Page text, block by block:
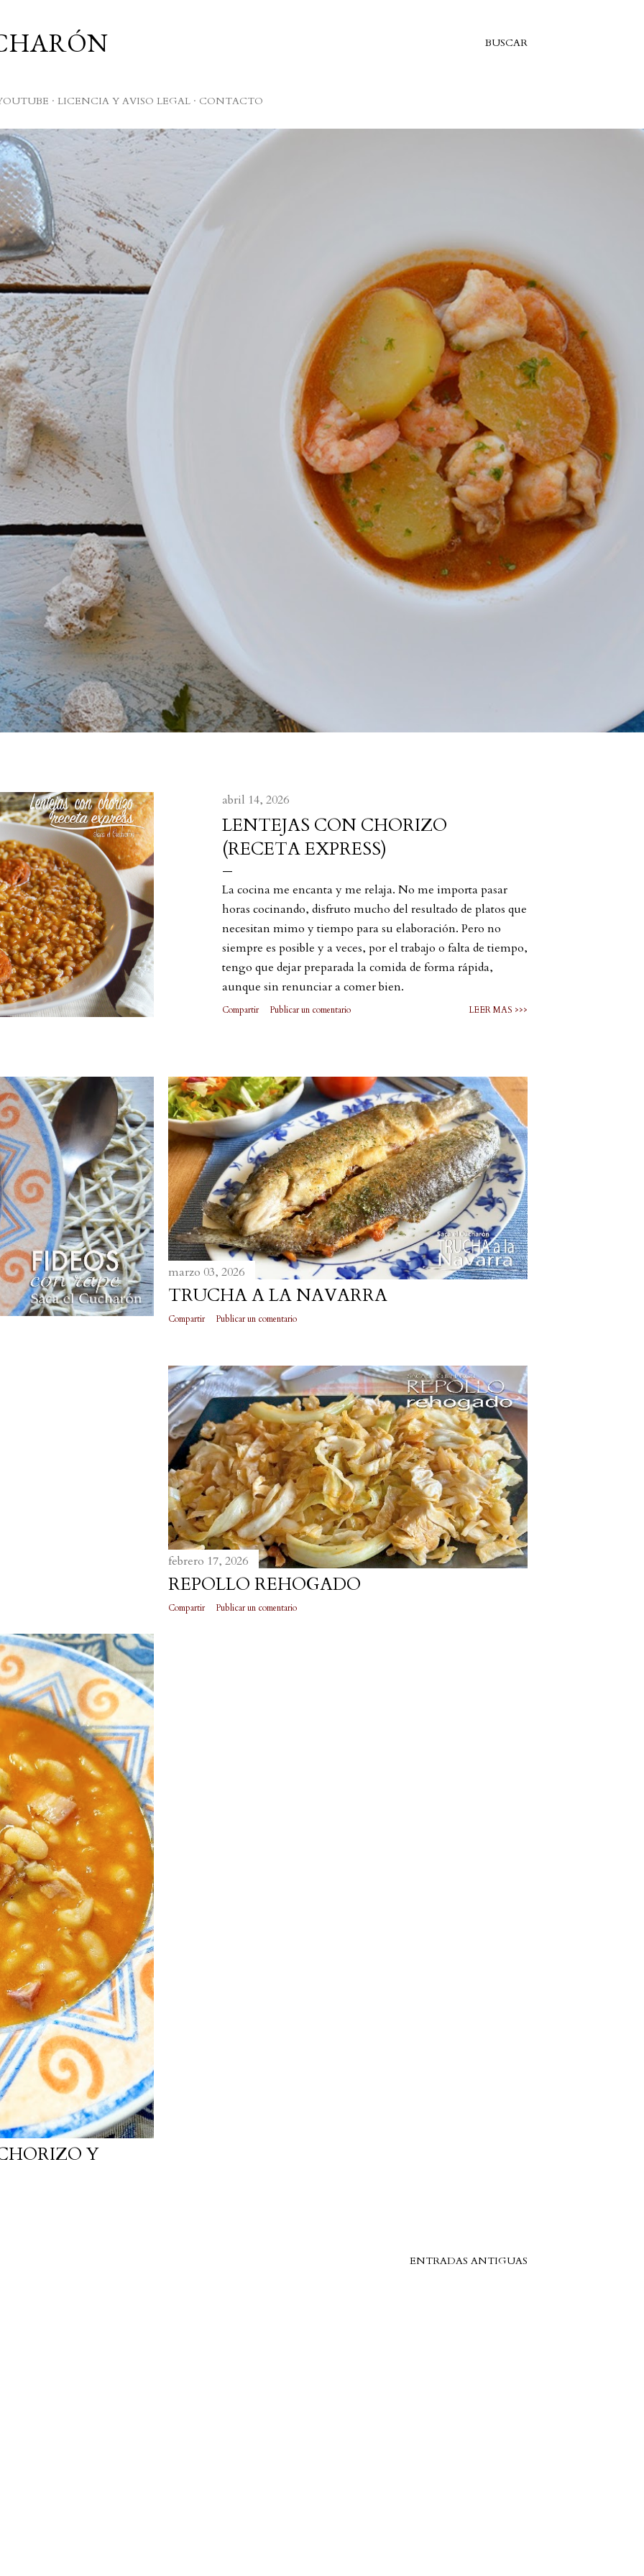
BUSCAR
LICENCIA Y AVISO LEGAL CONTACTO
abril 14, 2026
LENTEJAS CON CHORIZO
(RECETA EXPRESS)
La cocina me encanta y me relaja. No me importa pasar
horas cocinando, disfruto mucho del resultado de platos que
necesitan mimo y tiempo para su elaboración. Pero no
siempre es posible y a veces, por el trabajo o falta de tiempo,
tengo que dejar preparada la comida de forma rápida,
aunque sin renunciar a comer bien.
Compartir Publicar un comentario LEER MAS >>>
marzo 03, 2026
TRUCHA A LA NAVARRA
Compartir Publicar un comentario
febrero 17, 2026
REPOLLO REHOGADO
Compartir Publicar un comentario
Y
ENTRADAS ANTIGUAS